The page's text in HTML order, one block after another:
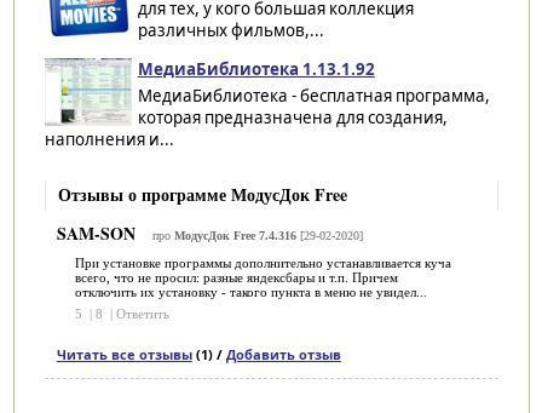
для тех, у кого большая коллекция
различных фильмов,...
МедиаБиблиотека 1.13.1.92
МедиаБиблиотека - бесплатная программа,
которая предназначена для создания,
наполнения и...
Отзывы о программе МодусДок Free
SAM-SON
про МодусДок Free 7.4.316[29-02-2020]
При установке программы дополнительно устанавливается куча
всего, что не просил: разные яндексбары и т.п. Причем
отключить их установку - такого пункта в меню не увидел...
5
| 8 | Ответить
Читать все отзывы(1) / Добавить отзыв